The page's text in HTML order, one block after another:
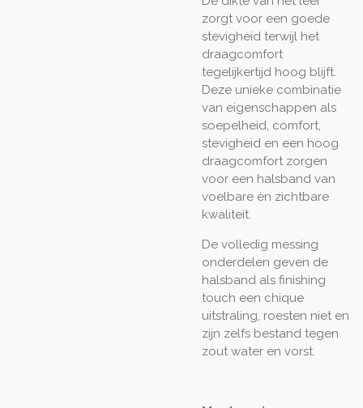
zorgt voor een goede
stevigheid terwijl het
draagcomfort
tegelijkertijd hoog blijft.
Deze unieke combinatie
van eigenschappen als
soepelheid, comfort,
stevigheid en een hoog
draagcomfort zorgen
voor een halsband van
voelbare èn zichtbare
kwaliteit.
De volledig messing
onderdelen geven de
halsband als finishing
touch een chique
uitstraling, roesten niet en
zijn zelfs bestand tegen
zout water en vorst.